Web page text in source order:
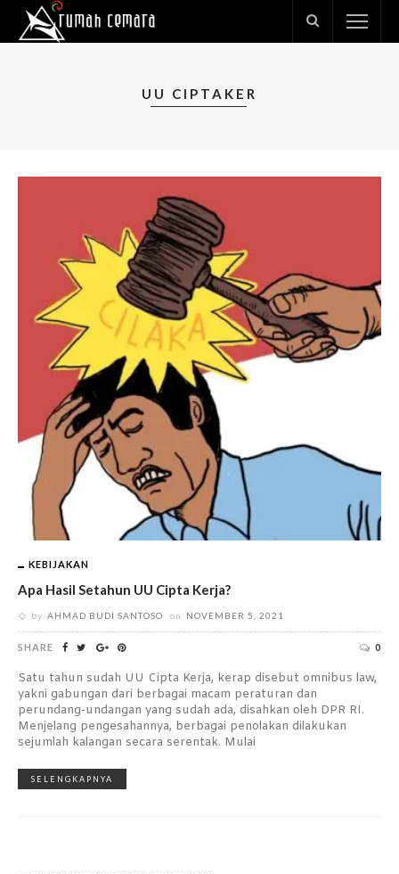
UU CIPTAKER
KEBIJAKAN
Apa Hasil Setahun UU Cipta Kerja?
by AHMAD BUDI SANTOSO on NOVEMBER 5, 2021
SHARE 0
Satu tahun sudah UU Cipta Kerja, kerap disebut omnibus law,
yakni gabungan dari berbagai macam peraturan dan
perundang-undangan yang sudah ada, disahkan oleh DPR RI.
Menjelang pengesahannya, berbagai penolakan dilakukan
sejumlah kalangan secara serentak. Mulai
SELENGKAPNYA